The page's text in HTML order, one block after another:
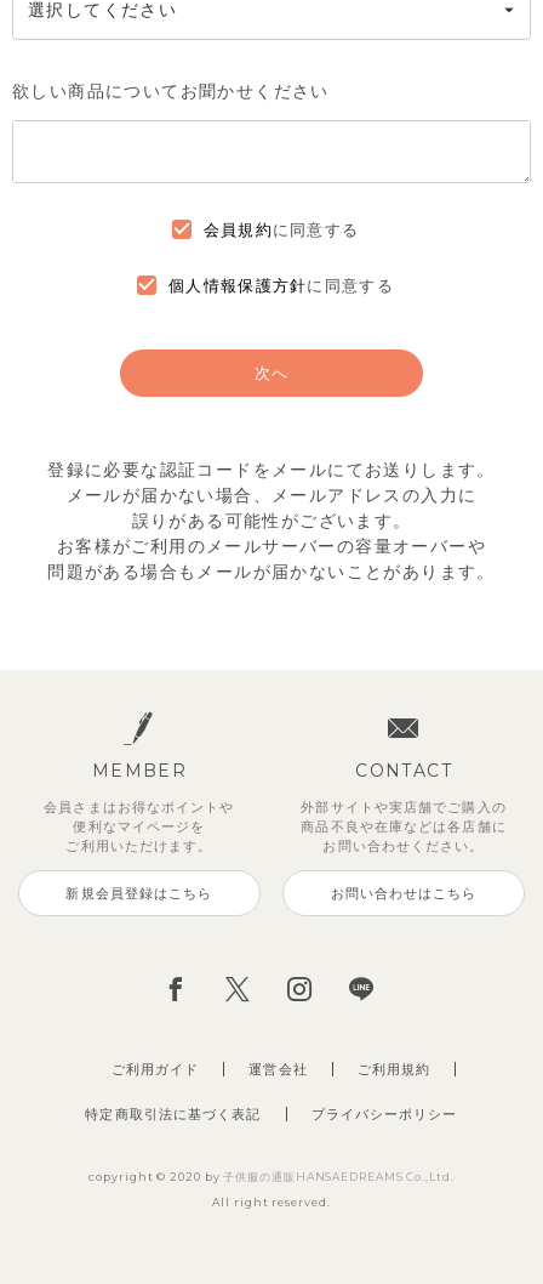
欲しい商品についてお聞かせください
会員規約に同意する
個人情報保護方針に同意する
次へ
登録に必要な認証コードをメールにてお送りします。
メールが届かない場合、メールアドレスの入力に
誤りがある可能性がございます。
お客様がご利用のメールサーバーの容量オーバーや
問題がある場合もメールが届かないことがあります。
MEMBER
会員さまはお得なポイントや
便利な マイページを
ご利用いただけます。
新規会員登録はこちら
CONTACT
外部サイトや実店舗でご購入の
商品不良や在庫などは各店舗に
お問い合わせください。
お問い合わせはこちら
ご利用ガイド 運営会社
特定商取引法に基づく表記 プライバシーポリシー
ご利用規約
copyright © 2020 by子供服の通販HANSAEDREAMS Co.,Ltd.
All right reserved.